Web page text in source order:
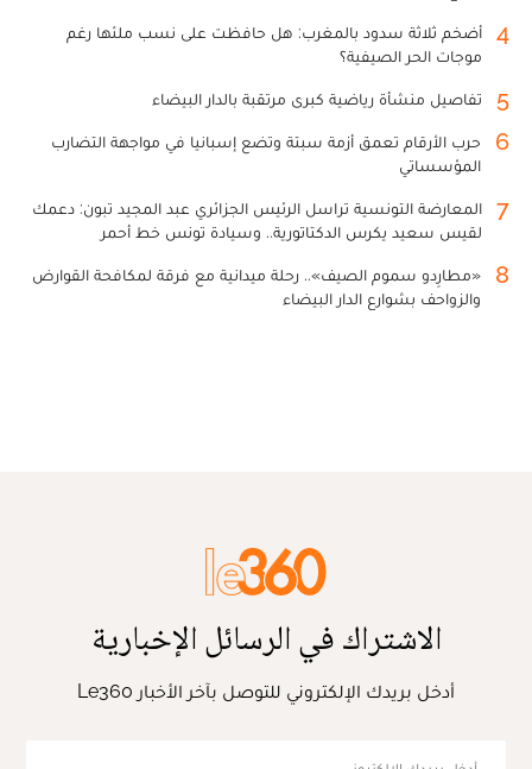
4
أضخم ثلاثة سدود بالمغرب: هل حافظت على نسب ملئها رغم
موجات الحر الصيفية؟
5 تفاصيل منشأة رياضية كبرى مرتقبة بالدار البيضاء
6
حرب الأرقام تعمق أزمة سبتة وتضع إسبانيا في مواجهة التضارب
المؤسساتي
7
المعارضة التونسية تراسل الرئيس الجزائري عبد المجيد تبون: دعمك
لقيس سعيد يكرس الدكتاتورية.. وسيادة تونس خط أحمر
8
«مطارِدو سموم الصيف».. رحلة ميدانية مع فرقة لمكافحة القوارض
والزواحف بشوارع الدار البيضاء
الاشتراك في الرسائل الإخبارية
أدخل بريدك الإلكتروني للتوصل بآخر الأخبار Le360